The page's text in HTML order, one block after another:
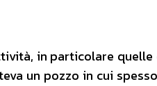
in particolare
un pozzo in cui